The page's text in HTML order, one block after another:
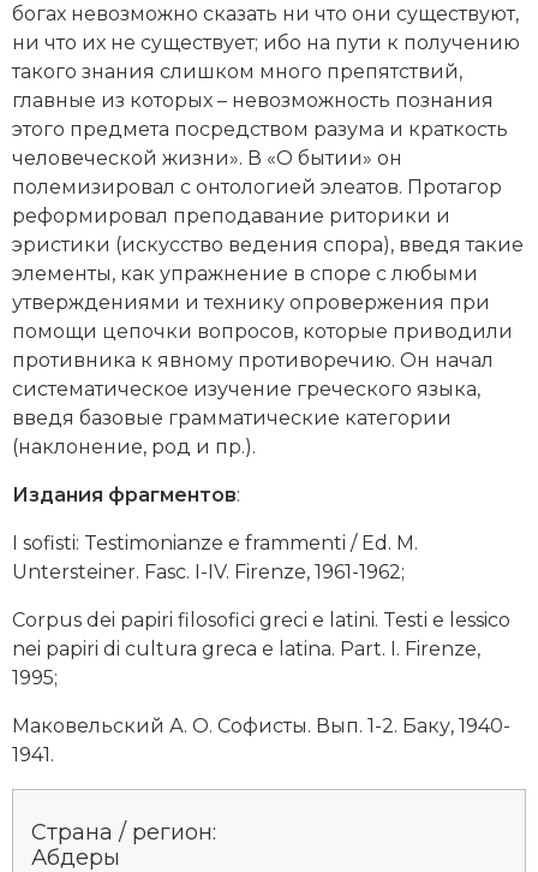
Северная Америка
Социально-экономическая история
Специальные исторические дисциплины
СССР
Южная Америка
богах невозможно сказать ни что они существуют,
ни что их не существует; ибо на пути к получению
такого знания слишком много препятствий,
главные из которых – невозможность познания
этого предмета посредством разума и краткость
человеческой жизни». В «О бытии» он
полемизировал с онтологией элеатов. Протагор
реформировал преподавание риторики и
эристики (искусство ведения спора), введя такие
элементы, как упражнение в споре с любыми
утверждениями и технику опровержения при
помощи цепочки вопросов, которые приводили
противника к явному противоречию. Он начал
систематическое изучение греческого языка,
введя базовые грамматические категории
(наклонение, род и пр.).
Издания фрагментов:
I sofisti: Testimonianze е frammenti / Ed. M.
Untersteiner. Fasс. I-IV. Firenze, 1961-1962;
Corpus dei papiri filosofici greci e latini. Testi e lessico
nei papiri di cultura greca e latina. Part. I. Firenze,
1995;
Маковельский А. О. Софисты. Вып. 1-2. Баку, 1940-
1941.
Страна / регион:
Абдеры